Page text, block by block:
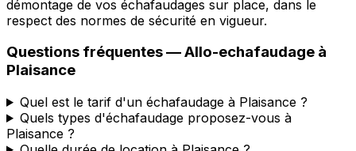
démontage de vos échafaudages sur place, dans le
respect des normes de sécurité en vigueur.
Questions fréquentes —Allo-echafaudage à
Plaisance
Quel est le tarif d'un échafaudage à Plaisance ?
Quels types d'échafaudage proposez-vous à
Plaisance ?